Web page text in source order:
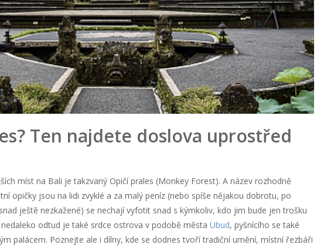
Ten najdete doslova uprostřed
míst na Bali je takzvaný Opičí prales (Monkey Forest). A název rozhodně
opičky jsou na lidi zvyklé a za malý peníz (nebo spíše nějakou dobrotu, po
ještě nezkažené) se nechají vyfotit snad s kýmkoliv, kdo jim bude jen trošku
odtud je také srdce ostrova v podobě města Ubud, pyšnícího se také
palácem. Poznejte ale i dílny, kde se dodnes tvoří tradiční umění, místní řezbáři